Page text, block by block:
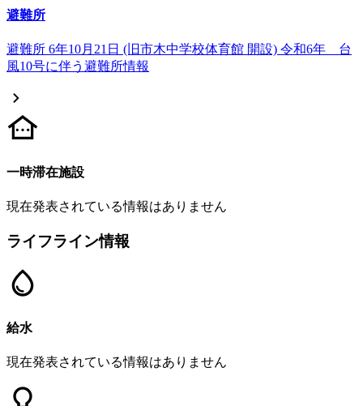
避難所
避難所 6年10月21日 (旧市木中学校体育館 開設) 令和6年 台
風10号に伴う避難所情報
一時滞在施設
現在発表されている情報はありません
ライフライン情報
給水
現在発表されている情報はありません